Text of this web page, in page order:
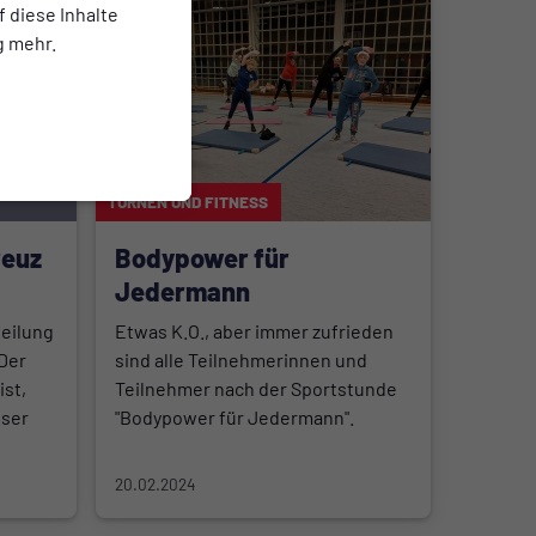
diese Inhalte
mehr.
TURNEN UND FITNESS
Bodypower für
Jedermann
Etwas K.O., aber immer zufrieden
sind alle Teilnehmerinnen und
Teilnehmer nach der Sportstunde
"Bodypower für Jedermann".
20.02.2024